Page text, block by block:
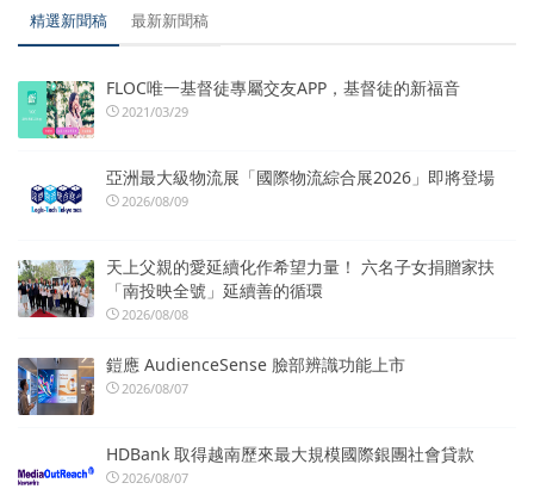
精選新聞稿 最新新聞稿
FLOC唯一基督徒專屬交友APP，基督徒的新福音
2021/03/29
亞洲最大級物流展「國際物流綜合展2026」即將登場
2026/08/09
天上父親的愛延續化作希望力量！ 六名子女捐贈家扶
「南投映全號」延續善的循環
2026/08/08
鎧應 AudienceSense 臉部辨識功能上市
2026/08/07
HDBank 取得越南歷來最大規模國際銀團社會貸款
2026/08/07